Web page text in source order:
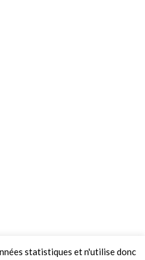
statistiques et n'utilise donc